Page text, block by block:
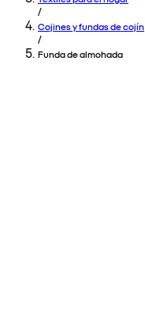
/
Cojines y fundas de cojín
/
Funda de almohada